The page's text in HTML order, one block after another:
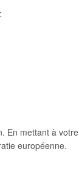
En mettant à votre
européenne.